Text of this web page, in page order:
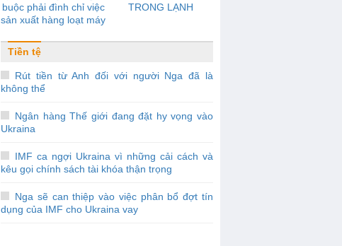
buộc phải đình chỉ việc
sản xuất hàng loạt máy
cạnh tranh với Boeing
TRONG LẠNH
Tiền tệ
Rút tiền từ Anh đối với người Nga đã là
không thể
Ngân hàng Thế giới đang đặt hy vọng vào
Ukraina
IMF ca ngợi Ukraina vì những cải cách và
kêu gọi chính sách tài khóa thận trọng
Nga sẽ can thiệp vào việc phân bổ đợt tín
dụng của IMF cho Ukraina vay